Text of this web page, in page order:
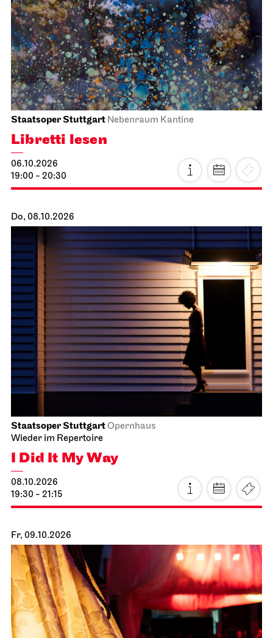
Staatsoper Stuttgart Nebenraum Kantine
Libretti lesen
06.10.2026
19:00 - 20:30
Do, 08.10.2026
Staatsoper StuttgartOpernhaus
Wieder im Repertoire
I Did It My Way
08.10.2026
19:30 - 21:15
Fr, 09.10.2026